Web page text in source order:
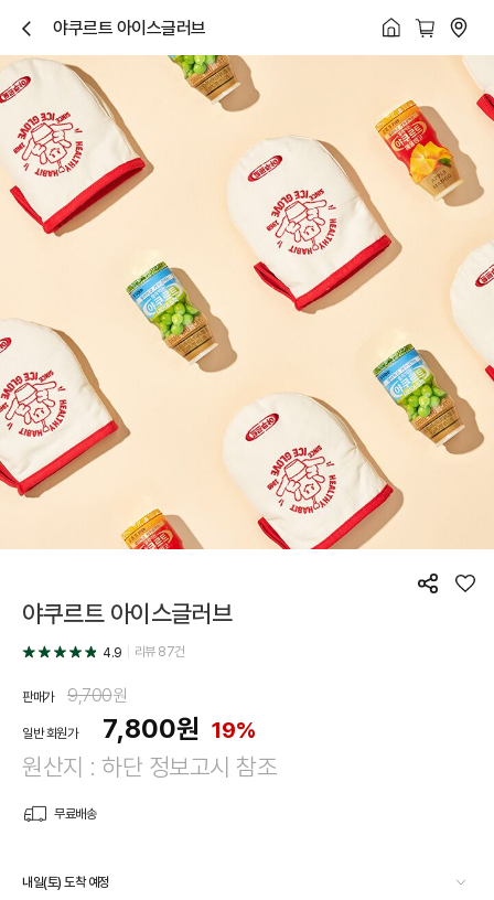
닫
기
야쿠르트 아이스글러브
공
좋
야쿠르트 아이스글러브
4.9 리뷰87건
판매가 9,700원
일반 회원가 7,800원 19%
원산지 : 하단 정보고시 참조
무료배송
내일(토) 도착 예정